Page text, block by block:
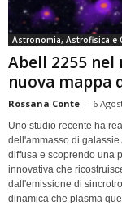
Astronomia, Astrofisica e
Abell 2255
nuova mappa
Rossana Conte - 6
Uno studio recente ha
dell'ammasso di
diffusa e scoprendo una
innovativa che
dall'emissione di
dinamica che plasma